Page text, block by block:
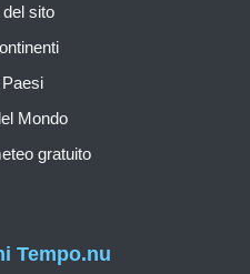
Tempo.nu
sito
Mondo
gratuito